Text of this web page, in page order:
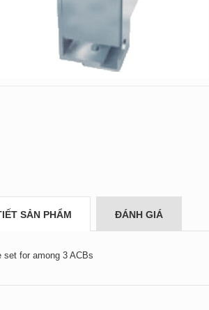
SẢN PHẨM ĐÁNH GIÁ
set for among 3 ACBs